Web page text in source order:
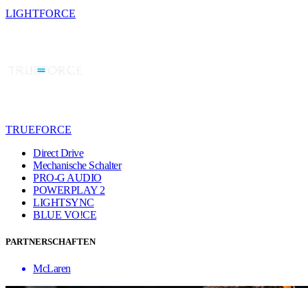
LIGHTFORCE
TRUEFORCE
Direct Drive
Mechanische Schalter
PRO-G AUDIO
POWERPLAY 2
LIGHTSYNC
BLUE VO!CE
PARTNERSCHAFTEN
McLaren